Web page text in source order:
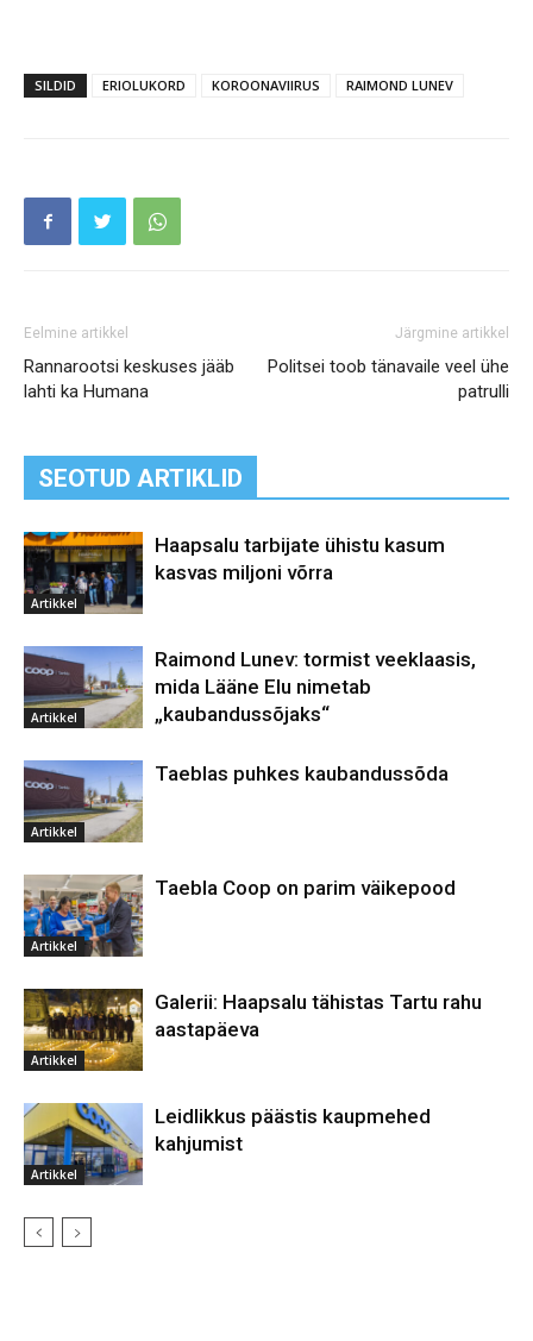
SILDID ERIOLUKORD KOROONAVIIRUS RAIMOND LUNEV
Eelmine artikkel
Rannarootsi keskuses jääb
lahti ka Humana
Järgmine artikkel
Politsei toob tänavaile veel ühe
patrulli
SEOTUD ARTIKLID
Artikkel
Haapsalu tarbijate ühistu kasum
kasvas miljoni võrra
Artikkel
Raimond Lunev: tormist veeklaasis,
mida Lääne Elu nimetab
„kaubandussõjaks“
Artikkel
Taeblas puhkes kaubandussõda
Artikkel
Taebla Coop on parim väikepood
Artikkel
Galerii: Haapsalu tähistas Tartu rahu
aastapäeva
Artikkel
Leidlikkus päästis kaupmehed
kahjumist